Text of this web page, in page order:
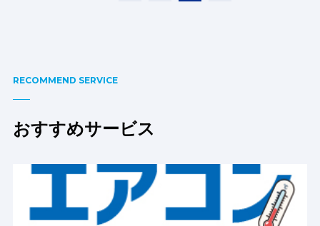
RECOMMEND SERVICE
おすすめサービス